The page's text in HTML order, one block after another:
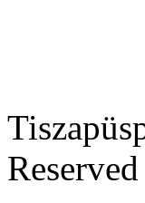
Reserved